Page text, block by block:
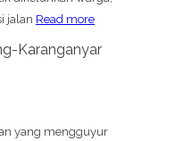
jalan Read more
Karanganyar
yang mengguyur